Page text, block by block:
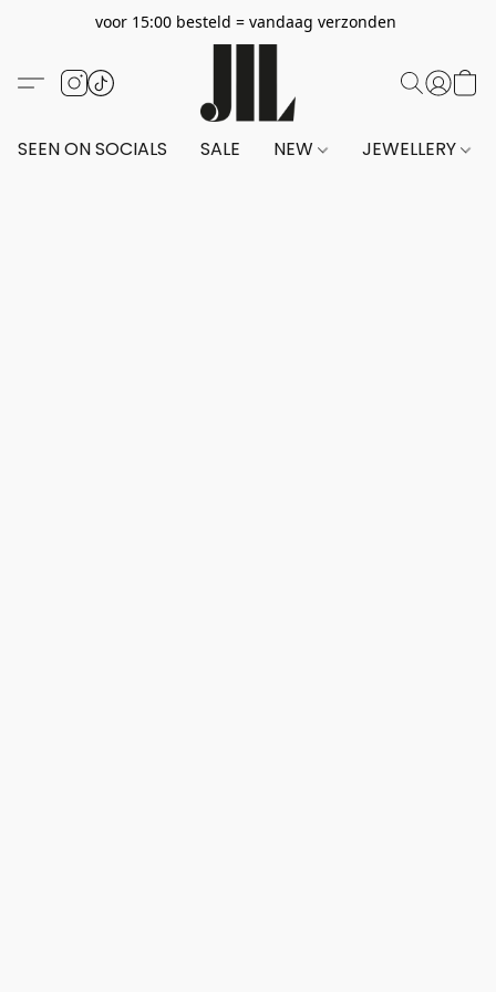
voor 15:00 besteld = vandaag verzonden
SEEN ON SOCIALS SALE NEW JEWELLERY